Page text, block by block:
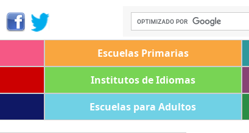
Escuelas Primarias
Institutos de Idiomas
Escuelas para Adultos